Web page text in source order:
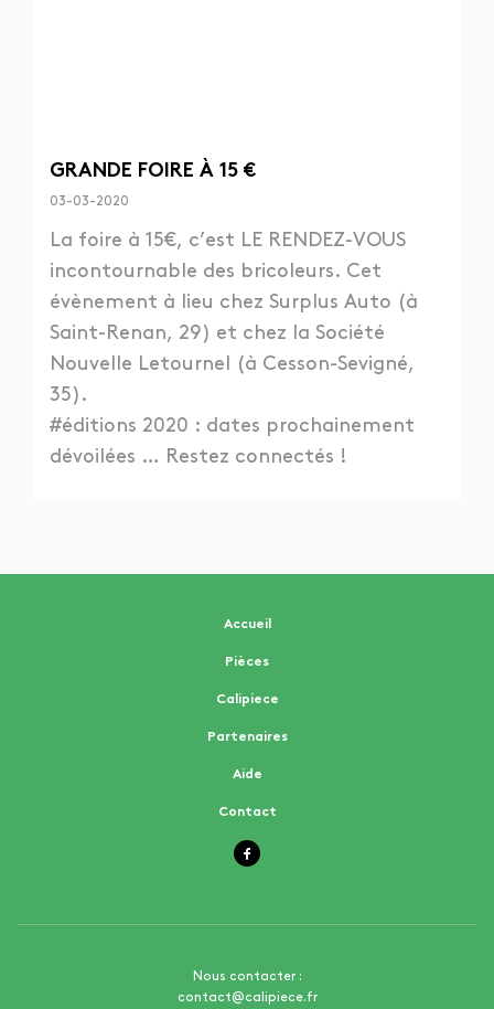
GRANDE FOIRE À 15 €
03-03-2020
La foire à 15€, c’est LE RENDEZ-VOUS
incontournable des bricoleurs. Cet
évènement à lieu chez Surplus Auto (à
Saint-Renan, 29) et chez la Société
Nouvelle Letournel (à Cesson-Sevigné,
35).
#éditions 2020 : dates prochainement
dévoilées … Restez connectés !
Accueil
Pièces
Calipiece
Partenaires
Aide
Contact
Nous contacter :
contact@calipiece.fr